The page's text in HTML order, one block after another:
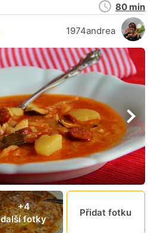
1974andrea
Doba
přípravy
80 min
+4
další fotky
Přidat fotku